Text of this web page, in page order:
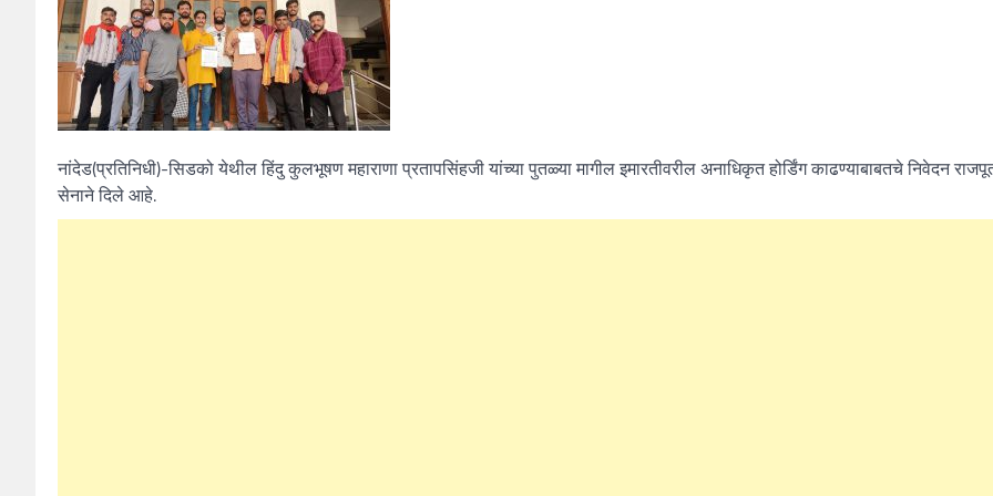
नांदेड(प्रतिनिधी)-सिडको येथील हिंदु कुलभूषण महाराणा प्रतापसिंहजी यांच्या पुतळ्या मागील इमारतीवरील अनाधिकृत होर्डिंग काढण्याबाबतचे निवेदन
सेनाने दिले आहे.